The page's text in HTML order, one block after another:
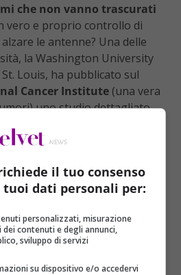
che non vanno trascurati
vero e proprio controllo di
le antenne? Una delle
la Washington University
Louis, ha pubblicato sul
Cancer Institute (una vera
uno studio dettagliato,
diffusi: quello del colon retto.
segnali che il corpo può
il tuo consenso
dati personali per:
personalizzati, misurazione
contenuti e degli annunci,
sviluppo di servizi
su dispositivo e/o accedervi